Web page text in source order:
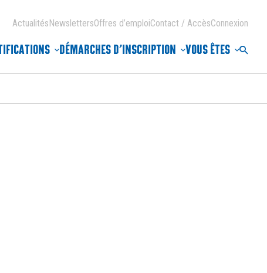
DÉMARCHES D’INSCRIPTION VOUS ÊTES
ActualitésNewslettersOffres d’emploiContact / AccèsConnexion